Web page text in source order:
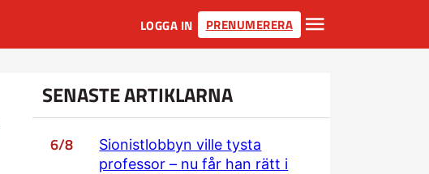
LOGGA IN PRENUMERERA
SENASTE ARTIKLARNA
6/8
Sionistlobbyn ville tysta
professor – nu får han rätt i